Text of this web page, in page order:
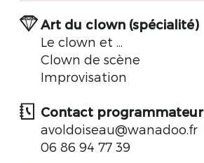
Art du clown (spécialité)
Le clown et ...
Clown de scène
Improvisation
Contact programmateur
avoldoiseau@wanadoo.fr
06 86 94 77 39